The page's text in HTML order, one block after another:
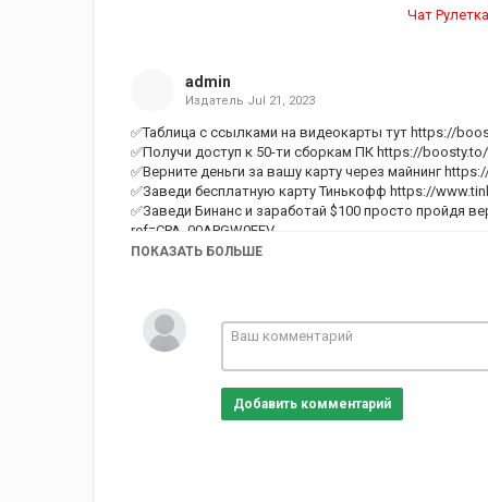
Чат
admin
Издатель Jul 21, 2023
✅Таблица с ссылками на видеокарты тут https://
✅Получи доступ к 50-ти сборкам ПК https://
✅Верните деньги за вашу карту через майнинг
✅Заведи бесплатную карту Тинькофф https://
✅Заведи Бинанс и заработай $100 просто пройдя
ref=CPA_00APGW0EFV
✅Желаете стримить на ТК ? Пишите:
✅Заведи бесплатную карту Тинькофф
✅Магазин ТК видеокарты, процессоры, матери!
https://docs.google.com/spreadsheets/d/
https://boosty.to/technoknyaz
#rtx4070ti #рыноквидеокарт #4070Ti
✅Майните и зарабатывайте https://www.kryptex.org/
ПОКАЗАТЬ БОЛЬШЕ
Добавить комментарий